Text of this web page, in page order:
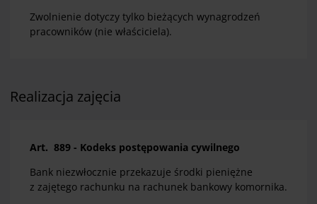
Zwolnienie dotyczy tylko bieżących wynagrodzeń
pracowników (nie właściciela).
Realizacja zajęcia
Art. 889 - Kodeks postępowania cywilnego
Bank niezwłocznie przekazuje środki pieniężne
z zajętego rachunku na rachunek bankowy komornika.